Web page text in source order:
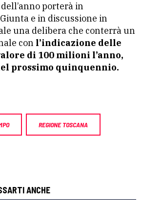
porterà in
e in discussione in
una delibera che conterrà un
con l’indicazione delle
di 100 milioni l’anno,
prossimo quinquennio.
REGIONE TOSCANA
ANCHE